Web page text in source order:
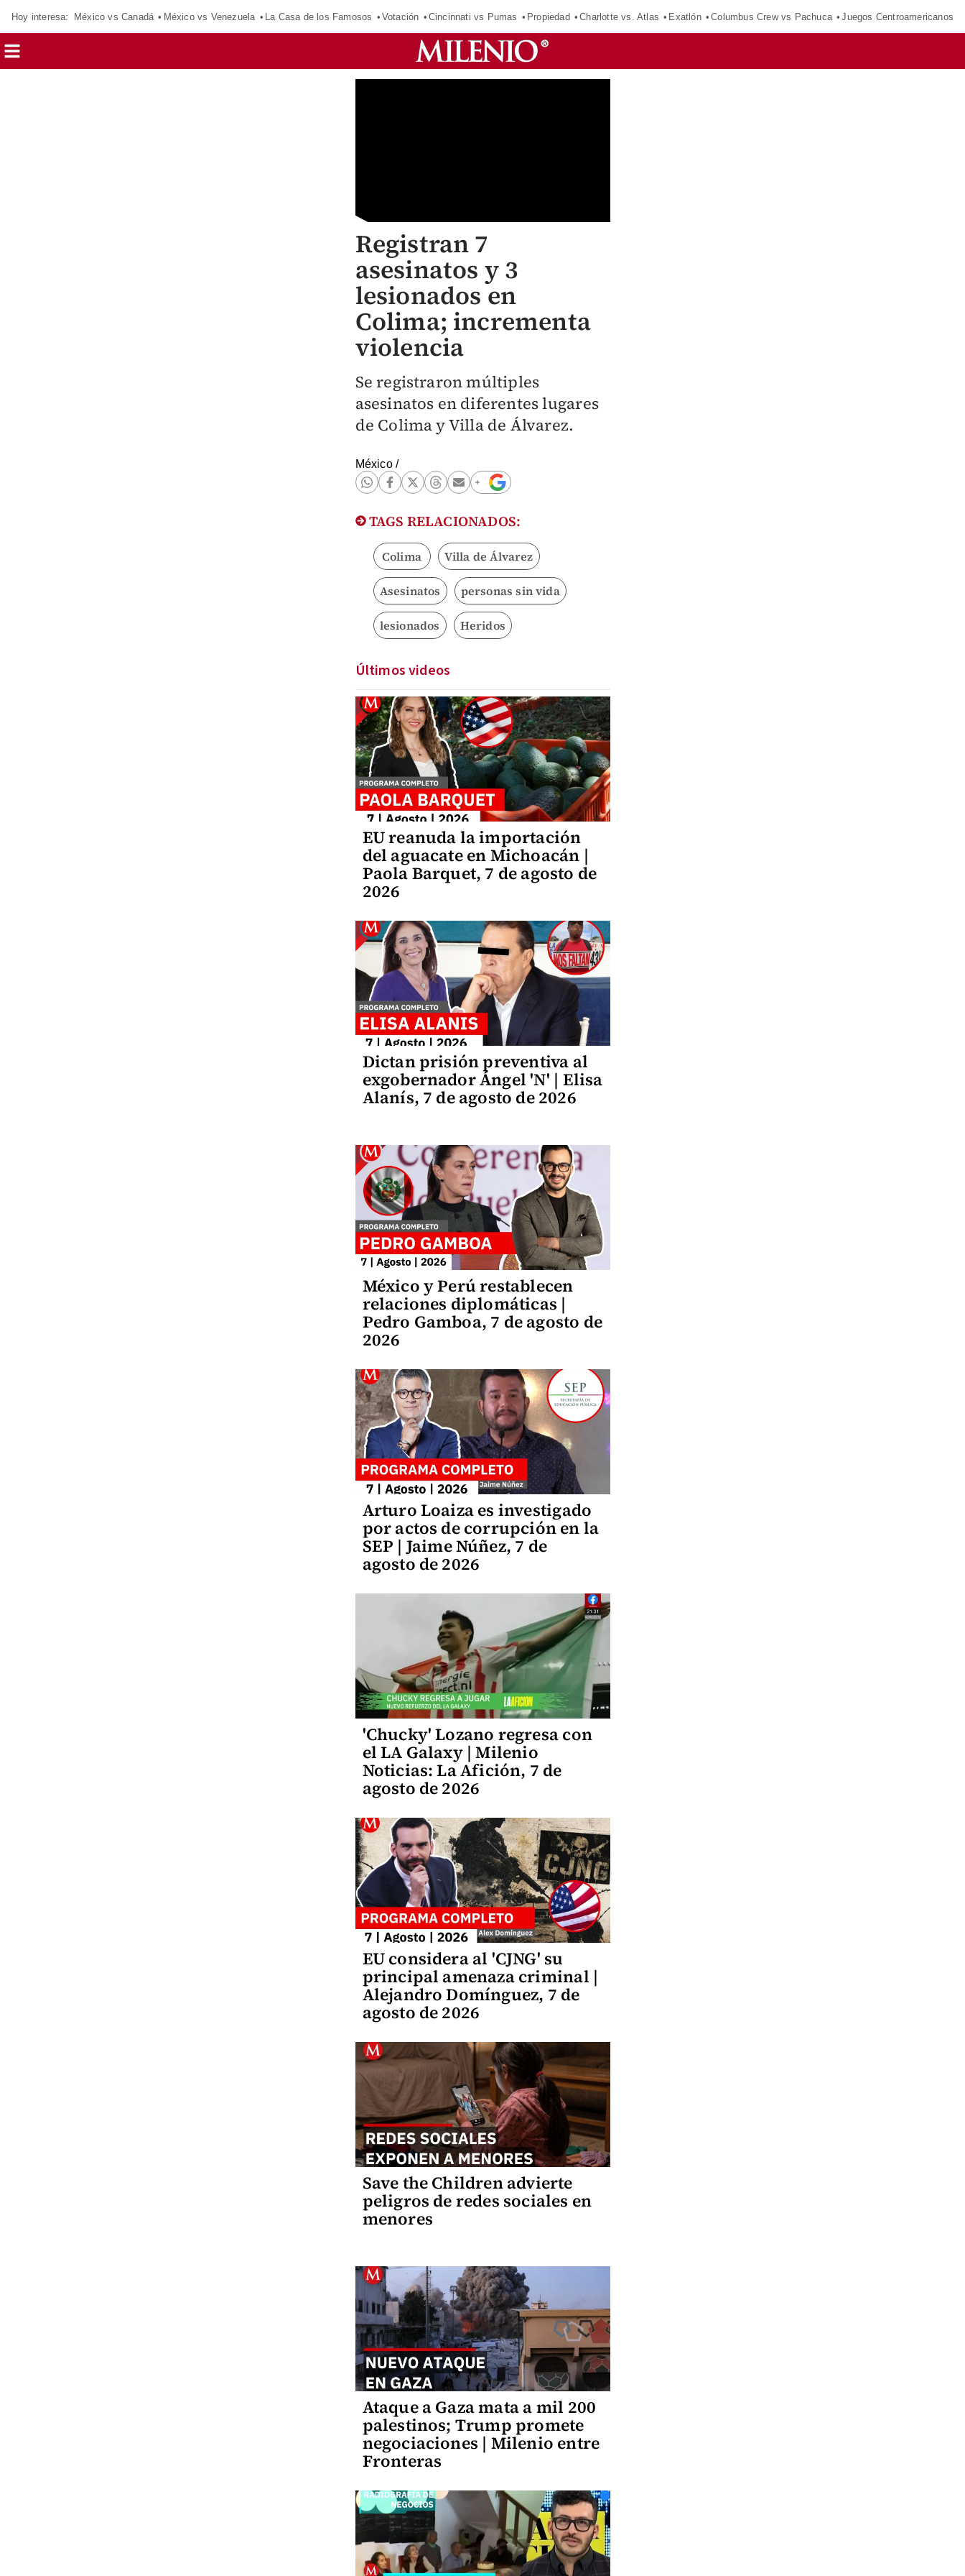
Hoy interesa: México vs Canadá México vs Venezuela La Casa de los Famosos Votación Cincinnati vs Pumas Propiedad Charlotte vs. Atlas Exatlón Columbus Crew vs Pachuca Juegos Centroamericanos
Registran 7
asesinatos y 3
lesionados en
Colima; incrementa
violencia
Se registraron múltiples
asesinatos en diferentes lugares
de Colima y Villa de Álvarez.
México/
TAGS RELACIONADOS:
Colima Villa de Álvarez
Asesinatos personas sin vida
lesionados Heridos
Últimos videos
EU reanuda la importación
del aguacate en Michoacán |
Paola Barquet, 7 de agosto de
2026
Dictan prisión preventiva al
exgobernador Ángel 'N' | Elisa
Alanís, 7 de agosto de 2026
México y Perú restablecen
relaciones diplomáticas |
Pedro Gamboa, 7 de agosto de
2026
Arturo Loaiza es investigado
por actos de corrupción en la
SEP | Jaime Núñez, 7 de
agosto de 2026
'Chucky' Lozano regresa con
el LA Galaxy | Milenio
Noticias: La Afición, 7 de
agosto de 2026
EU considera al 'CJNG' su
principal amenaza criminal |
Alejandro Domínguez, 7 de
agosto de 2026
Save the Children advierte
peligros de redes sociales en
menores
Ataque a Gaza mata a mil 200
palestinos; Trump promete
negociaciones | Milenio entre
Fronteras